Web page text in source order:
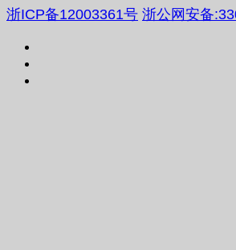
浙ICP备12003361号 浙公网安备